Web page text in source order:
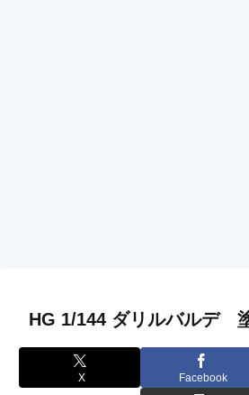
HG 1/144 ダリルバルデ
X Facebook